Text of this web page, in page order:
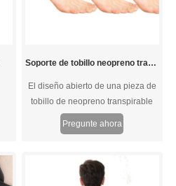
Soporte de tobillo neopreno transpirable ligero
El diseño abierto de una pieza de
tobillo de neopreno transpirable
ligero, más cómodo y en forma. La
abrazadera ligera es delgada para
puede usar cómodamente durante
todo el día. La tela de neopreno
Pregunte ahora